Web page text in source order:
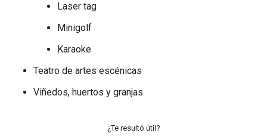
Laser tag
Minigolf
Karaoke
Teatro de artes escénicas
Viñedos, huertos y granjas
¿Te resultó útil?